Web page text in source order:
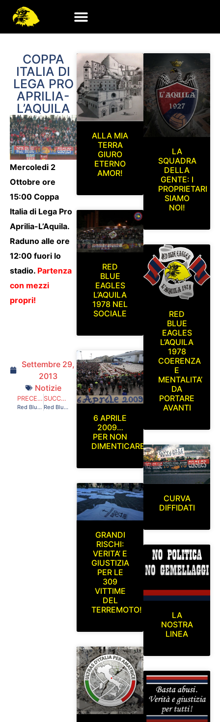
COPPA
ITALIA DI
LEGA PRO
APRILIA-
L’AQUILA
Mercoledi 2
Ottobre ore
15:00 Coppa
Italia di Lega Pro
Aprilia-L’Aquila.
Raduno alle ore
12:00 fuori lo
stadio. Partenza
con mezzi
propri!
Settembre 29,
2013
Notizie
PRECEDENTE
Red Blue Eagles L’Aquila 1978 in curva sud.L’Aquila-Poggibonsi Domenica 5 Maggio 2013
SUCCESSIVO
Red Blue Eagles L’Aquila 1978 in Curva Sud L’Aquila-Prato Domenica 1 Settembre 2013
ALLA MIA
TERRA
GIURO
ETERNO
AMOR!
RED
BLUE
EAGLES
L’AQUILA
1978 NEL
SOCIALE
6 APRILE
2009…
PER NON
DIMENTICARE
GRANDI
RISCHI:
VERITA’ E
GIUSTIZIA
PER LE
309
VITTIME
DEL
TERREMOTO!
LA
SQUADRA
DELLA
GENTE: I
PROPRIETARI
SIAMO
NOI!
RED
BLUE
EAGLES
L’AQUILA
1978
COERENZA
E
MENTALITA’
DA
PORTARE
AVANTI
CURVA
DIFFIDATI
LA
NOSTRA
LINEA